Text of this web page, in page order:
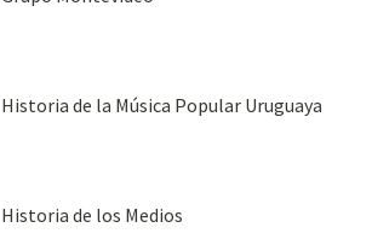
Historia de la Música Popular Uruguaya
Historia de los Medios